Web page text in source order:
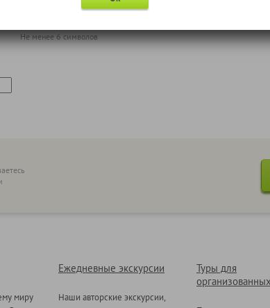
Не менее 6 символов
миру
Ежедневные экскурсии
Наши авторские экскурсии,
Туры для